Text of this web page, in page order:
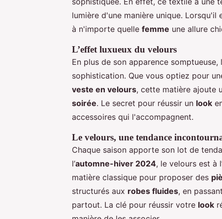
lumière d'une manière unique.
à n'importe quelle femme une allure
L’effet luxueux du velours
En plus de son apparence
sophistication. Que vous optiez pour
veste en velours, cette matière ajoute
soirée. Le secret pour réussir un look
accessoires qui l'accompagnent.
Le velours, une tendance
Chaque saison apporte son lot de
l’automne-hiver 2024, le velours est à
matière classique pour proposer des
structurés aux robes fluides, en
partout. La clé pour réussir votre look